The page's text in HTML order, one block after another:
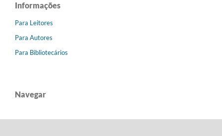
Informações
Para Leitores
Para Autores
Para Bibliotecários
Navegar